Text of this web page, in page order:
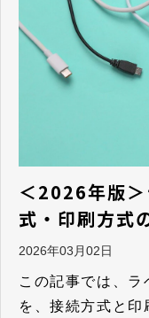
＜2026年版
式・印刷方式
2026年03月02日
この記事では、ラ
を、接続方式と印